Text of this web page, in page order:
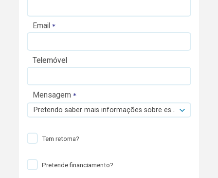
Email
Telemóvel
Mensagem
Pretendo saber mais informações sobre esta viatura.
Tem retoma?
Pretende financiamento?